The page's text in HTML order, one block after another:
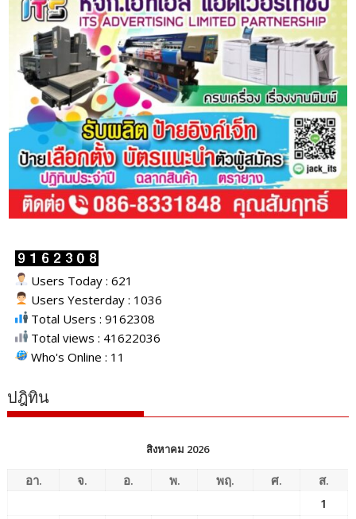
Users Today : 621
Users Yesterday : 1036
Total Users : 9162308
Total views : 41622036
Who's Online : 11
ปฎิทิน
สิงหาคม 2026
อา. จ. อ. พ. พฤ. ศ.
ส.
1